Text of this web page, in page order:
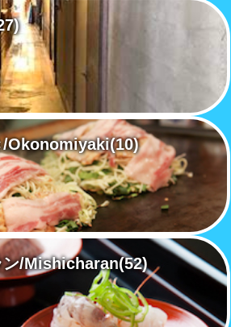
/Okonomiyaki(10)
ン/Mishicharan(52)